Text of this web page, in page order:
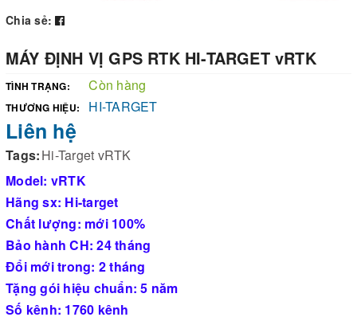
Chia sẻ:
MÁY ĐỊNH VỊ GPS RTK HI-TARGET vRTK
TÌNH TRẠNG: Còn hàng
THƯƠNG HIỆU: HI-TARGET
Liên hệ
Tags:Hi-Target vRTK
Model: vRTK
Hãng sx: Hi-target
Chất lượng: mới 100%
Bảo hành CH: 24 tháng
Đổi mới trong: 2 tháng
Tặng gói hiệu chuẩn: 5 năm
Số kênh: 1760 kênh